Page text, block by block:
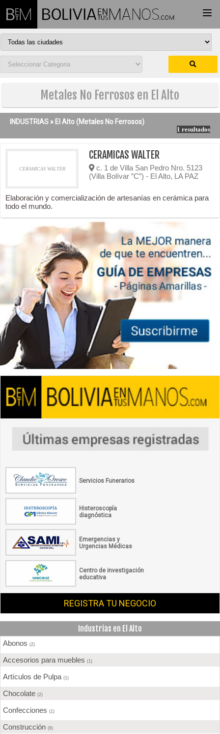
Metales No Ferrosos en El Alto
INDUSTRIAS » El Alto (Metales No Ferrosos)
1 resultados
CERAMICAS WALTER
CERAMICAS WALTER
c. 1 de Villa San Pedro Nro. 5123
(Villa Bolívar ”C”) - El Alto, LA PAZ
Elaboración y comercialización de artesanías en cerámica para
todo el mundo.
Servicios Funerarios
Histeroscopía
diagnóstica
Emergencias y
Urgencias Médicas
Centro de investigación
educativa
REGISTRA TU NEGOCIO
Industrias en El Alto
Abonos (2)
Accesorios para muebles (1)
Artículos de Pulpa (1)
Chocolate (2)
Confecciones (1)
Construcción (8)